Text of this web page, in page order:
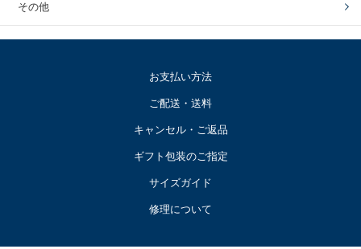
その他
お支払い方法
ご配送・送料
キャンセル・ご返品
ギフト包装のご指定
サイズガイド
修理について